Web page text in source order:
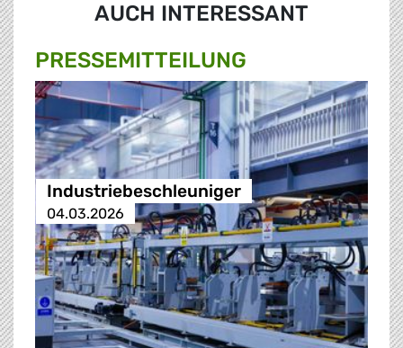
AUCH INTERESSANT
PRESSE­MITTEILUNG
Industriebeschleuniger
04.03.2026